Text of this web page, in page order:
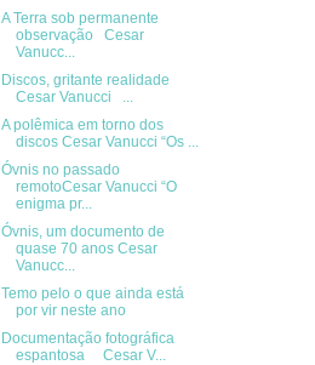
A Terra sob permanente
observação Cesar
Vanucc...
Discos, gritante realidade
Cesar Vanucci ...
A polêmica em torno dos
discos Cesar Vanucci “Os ...
Óvnis no passado
remotoCesar Vanucci “O
enigma pr...
Óvnis, um documento de
quase 70 anos Cesar
Vanucc...
Temo pelo o que ainda está
por vir neste ano
Documentação fotográfica
espantosa Cesar V...